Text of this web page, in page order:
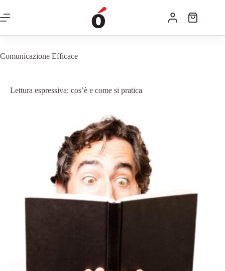
Comunicazione Efficace
Lettura espressiva: cos’è e come si pratica